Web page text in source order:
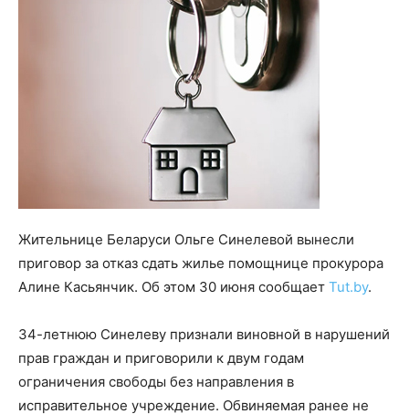
Жительнице Беларуси Ольге Синелевой вынесли
приговор за отказ сдать жилье помощнице прокурора
Алине Касьянчик. Об этом 30 июня сообщает Tut.by.
34-летнюю Синелеву признали виновной в нарушений
прав граждан и приговорили к двум годам
ограничения свободы без направления в
исправительное учреждение. Обвиняемая ранее не